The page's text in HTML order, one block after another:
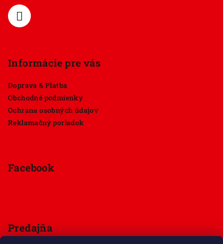
Informácie pre vás
Doprava & Platba
Obchodné podmienky
Ochrana osobných údajov
Reklamačný poriadok
Facebook
Predajňa